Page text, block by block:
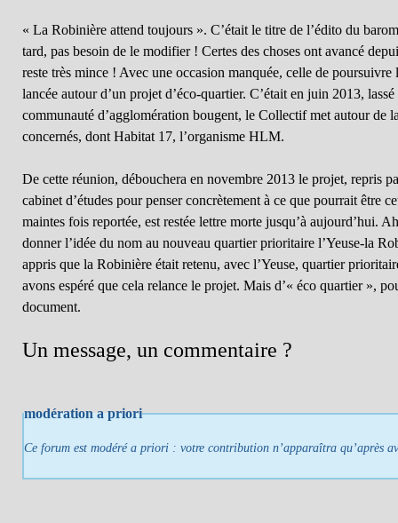
« La Robinière attend toujours ». C’était le titre de l’édito du
tard, pas besoin de le modifier ! Certes des choses ont avancé
reste très mince ! Avec une occasion manquée, celle de
lancée autour d’un projet d’éco-quartier. C’était en juin 2013,
communauté d’agglomération bougent, le Collectif met autour de
concernés, dont Habitat 17, l’organisme HLM.
De cette réunion, débouchera en novembre 2013 le projet, repris
cabinet d’études pour penser concrètement à ce que pourrait être
maintes fois reportée, est restée lettre morte jusqu’à aujourd’hui.
donner l’idée du nom au nouveau quartier prioritaire l’Yeuse-la
appris que la Robinière était retenu, avec l’Yeuse, quartier
avons espéré que cela relance le projet. Mais d’« éco quartier »,
document.
Un message, un commentaire ?
modération a priori
Ce forum est modéré a priori : votre contribution n’apparaîtra qu’après